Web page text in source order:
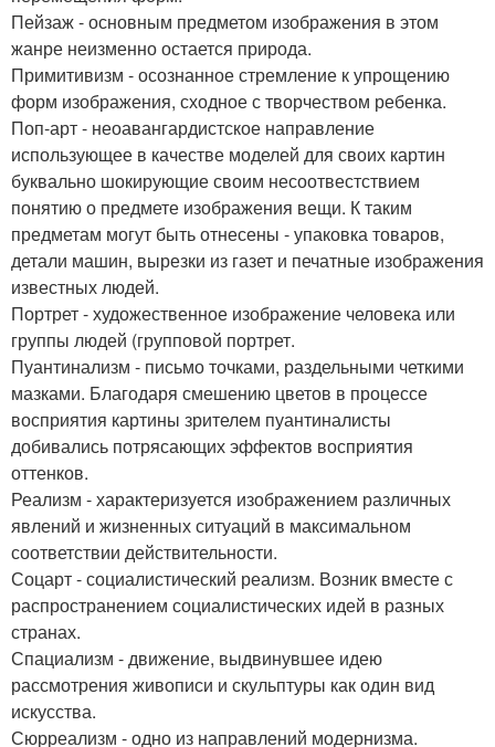
Пейзаж - основным предметом изображения в этом
жанре неизменно остается природа.
Примитивизм - осознанное стремление к упрощению
форм изображения, сходное с творчеством ребенка.
Поп-арт - неоавангардистское направление
использующее в качестве моделей для своих картин
буквально шокирующие своим несоотвестствием
понятию о предмете изображения вещи. К таким
предметам могут быть отнесены - упаковка товаров,
детали машин, вырезки из газет и печатные изображения
известных людей.
Портрет - художественное изображение человека или
группы людей (групповой портрет.
Пуантинализм - письмо точками, раздельными четкими
мазками. Благодаря смешению цветов в процессе
восприятия картины зрителем пуантиналисты
добивались потрясающих эффектов восприятия
оттенков.
Реализм - характеризуется изображением различных
явлений и жизненных ситуаций в максимальном
соответствии действительности.
Соцарт - социалистический реализм. Возник вместе с
распространением социалистических идей в разных
странах.
Спациализм - движение, выдвинувшее идею
рассмотрения живописи и скульптуры как один вид
искусства.
Сюрреализм - одно из направлений модернизма.